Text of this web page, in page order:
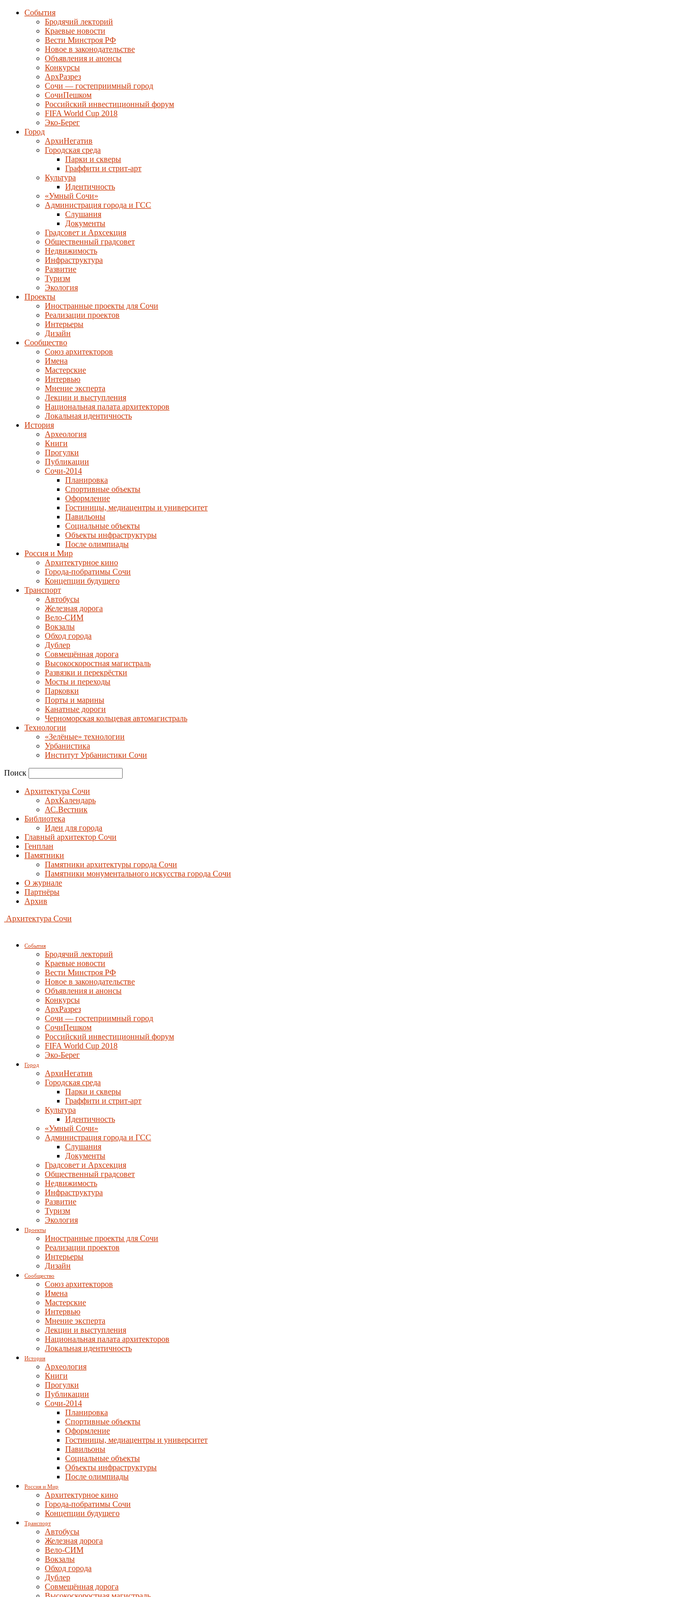
События
Бродячий лекторий
Краевые новости
Вести Минстроя РФ
Новое в законодательстве
Объявления и анонсы
Конкурсы
АрхРазрез
Сочи — гостеприимный город
СочиПешком
Российский инвестиционный форум
FIFA World Cup 2018
Эко-Берег
Город
АрхиНегатив
Городская среда
Парки и скверы
Граффити и стрит-арт
Культура
Идентичность
«Умный Сочи»
Администрация города и ГСС
Слушания
Документы
Градсовет и Архсекция
Общественный градсовет
Недвижимость
Инфраструктура
Развитие
Туризм
Экология
Проекты
Иностранные проекты для Сочи
Реализации проектов
Интерьеры
Дизайн
Сообщество
Союз архитекторов
Имена
Мастерские
Интервью
Мнение эксперта
Лекции и выступления
Национальная палата архитекторов
Локальная идентичность
История
Археология
Книги
Прогулки
Публикации
Сочи-2014
Планировка
Спортивные объекты
Оформление
Гостиницы, медиацентры и университет
Павильоны
Социальные объекты
Объекты инфраструктуры
После олимпиады
Россия и Мир
Архитектурное кино
Города-побратимы Сочи
Концепции будущего
Транспорт
Автобусы
Железная дорога
Вело-СИМ
Вокзалы
Обход города
Дублер
Совмещённая дорога
Высокоскоростная магистраль
Развязки и перекрёстки
Мосты и переходы
Парковки
Порты и марины
Канатные дороги
Черноморская кольцевая автомагистраль
Технологии
«Зелёные» технологии
Урбанистика
Институт Урбанистики Сочи
Поиск
Архитектура Сочи
АрхКалендарь
АС.Вестник
Библиотека
Идеи для города
Главный архитектор Сочи
Генплан
Памятники
Памятники архитектуры города Сочи
Памятники монументального искусства города Сочи
О журнале
Партнёры
Архив
Архитектура Сочи
События
Бродячий лекторий
Краевые новости
Вести Минстроя РФ
Новое в законодательстве
Объявления и анонсы
Конкурсы
АрхРазрез
Сочи — гостеприимный город
СочиПешком
Российский инвестиционный форум
FIFA World Cup 2018
Эко-Берег
Город
АрхиНегатив
Городская среда
Парки и скверы
Граффити и стрит-арт
Культура
Идентичность
«Умный Сочи»
Администрация города и ГСС
Слушания
Документы
Градсовет и Архсекция
Общественный градсовет
Недвижимость
Инфраструктура
Развитие
Туризм
Экология
Проекты
Иностранные проекты для Сочи
Реализации проектов
Интерьеры
Дизайн
Сообщество
Союз архитекторов
Имена
Мастерские
Интервью
Мнение эксперта
Лекции и выступления
Национальная палата архитекторов
Локальная идентичность
История
Археология
Книги
Прогулки
Публикации
Сочи-2014
Планировка
Спортивные объекты
Оформление
Гостиницы, медиацентры и университет
Павильоны
Социальные объекты
Объекты инфраструктуры
После олимпиады
Россия и Мир
Архитектурное кино
Города-побратимы Сочи
Концепции будущего
Транспорт
Автобусы
Железная дорога
Вело-СИМ
Вокзалы
Обход города
Дублер
Совмещённая дорога